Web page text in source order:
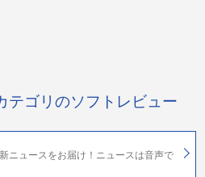
テゴリのソフトレビュー
ニュースをお届け！ニュースは音声で